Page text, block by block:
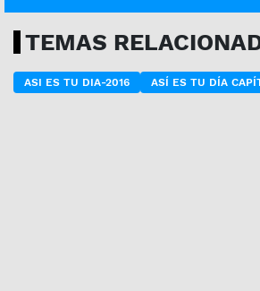
TEMAS
ASI ES TU DIA-2016 ASÍ ES TU DÍA